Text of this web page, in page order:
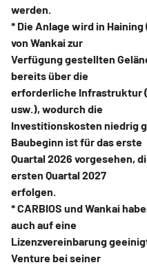
werden.
* Die Anlage wird in
von Wankai zur
Verfügung gestellten
bereits über die
erforderliche Infrastruktur
usw.), wodurch die
Investitionskosten niedrig
Baubeginn ist für das erste
Quartal 2026 vorgesehen,
ersten Quartal 2027
erfolgen.
* CARBIOS und Wankai
auch auf eine
Lizenzvereinbarung
Venture bei seiner